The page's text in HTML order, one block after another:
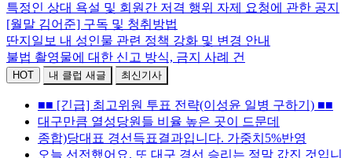
특정인 상대 욕설 및 회원간 저격 행위 자제 요청에 관한 공지
[월말 김어준] 구독 및 청취방법
딴지일보 내 성인물 관련 정책 강화 및 변경 안내
불법 촬영물에 대한 신고 방식, 금지 사례 건
HOT 내 클럽 새글 최신기사
■ ■ [긴급] 최고위원 투표 전략(이성윤 일병 구하기) ■ ■
대구만큼 열성당원들 비율 높은 곳이 드문데
종합)당대표 경선득표결과입니다. 가중치5%반영
오늘 선전했어요. 또 대구 경선 승리는 정말 값진 것입니